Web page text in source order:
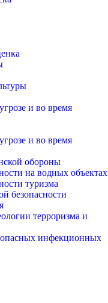
и во время
и во время
обороны
на водных объектах
туризма
безопасности
терроризма и
инфекционных